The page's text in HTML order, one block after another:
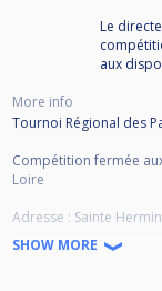
Le
aux
More info
Tournoi Régional des
Compétition fermée
Loire
Adresse : Sainte
Pour toutes questions :
SHOW MORE